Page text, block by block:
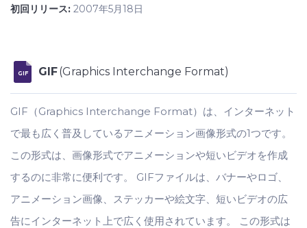
初回リリース: 2007年5月18日
GIF GIF(Graphics Interchange Format)
GIF（Graphics Interchange Format）は、インターネット
で最も広く普及しているアニメーション画像形式の1つです。
この形式は、画像形式でアニメーションや短いビデオを作成
するのに非常に便利です。 GIFファイルは、バナーやロゴ、
アニメーション画像、ステッカーや絵文字、短いビデオの広
告にインターネット上で広く使用されています。 この形式は